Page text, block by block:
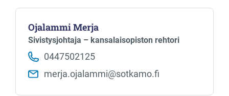
Ojalammi Merja
Sivistysjohtaja – kansalaisopiston rehtori
0447502125
merja.ojalammi​@sotkamo.fi